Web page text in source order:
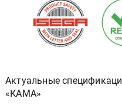
Актуальные
«КАМА»